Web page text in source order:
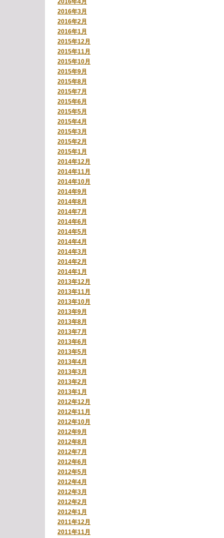
2016年3月
2016年2月
2016年1月
2015年12月
2015年11月
2015年10月
2015年9月
2015年8月
2015年7月
2015年6月
2015年5月
2015年4月
2015年3月
2015年2月
2015年1月
2014年12月
2014年11月
2014年10月
2014年9月
2014年8月
2014年7月
2014年6月
2014年5月
2014年4月
2014年3月
2014年2月
2014年1月
2013年12月
2013年11月
2013年10月
2013年9月
2013年8月
2013年7月
2013年6月
2013年5月
2013年4月
2013年3月
2013年2月
2013年1月
2012年12月
2012年11月
2012年10月
2012年9月
2012年8月
2012年7月
2012年6月
2012年5月
2012年4月
2012年3月
2012年2月
2012年1月
2011年12月
2011年11月